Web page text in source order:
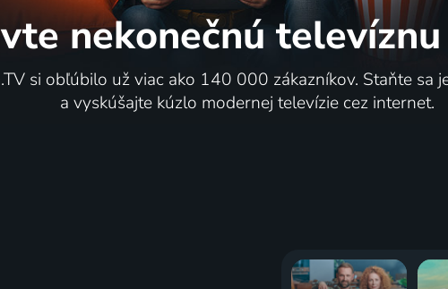
60% 4 diely
Leto s Katkou
1975 | Československo | Rodinný
nekonečnú
si obľúbilo už viac ako 140 000 zákazníkov. Staňte sa
a vyskúšajte kúzlo modernej televízie cez internet.